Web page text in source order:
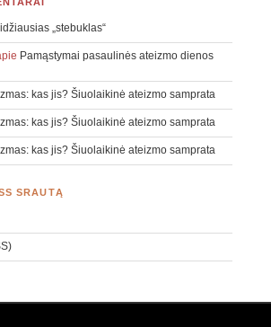
„stebuklas“
Pamąstymai pasaulinės ateizmo dienos
kas jis? Šiuolaikinė ateizmo samprata
kas jis? Šiuolaikinė ateizmo samprata
kas jis? Šiuolaikinė ateizmo samprata
SRAUTĄ